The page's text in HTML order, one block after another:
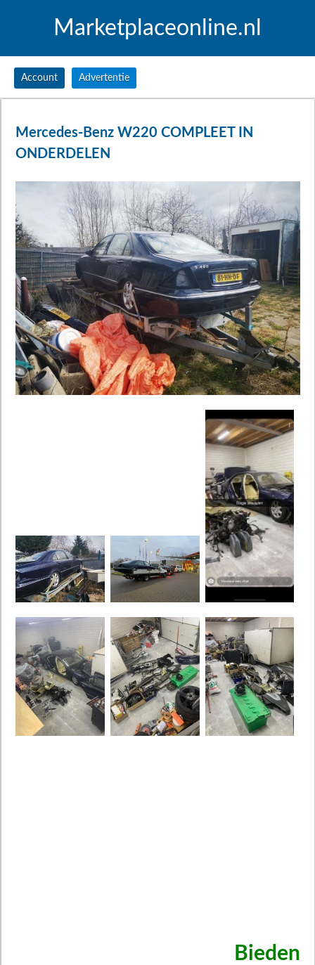
Marketplaceonline.nl
Account Advertentie
Mercedes-Benz W220 COMPLEET IN
ONDERDELEN
Bieden